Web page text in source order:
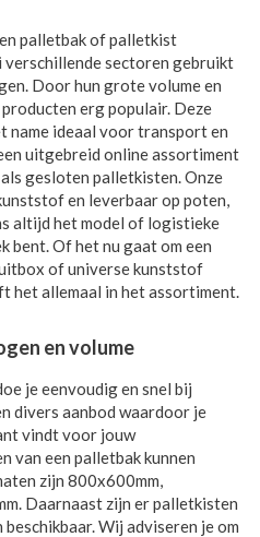
palletbak of palletkist
verschillende sectoren gebruikt
Door hun grote volume en
erg populair. Deze
name ideaal voor transport en
uitgebreid online assortiment
gesloten palletkisten. Onze
en leverbaar op poten,
altijd het model of logistieke
bent. Of het nu gaat om een
of universe kunststof
het allemaal in het assortiment.
en volume
je eenvoudig en snel bij
divers aanbod waardoor je
vindt voor jouw
van een palletbak kunnen
zijn 800x600mm,
Daarnaast zijn er palletkisten
Wij adviseren je om